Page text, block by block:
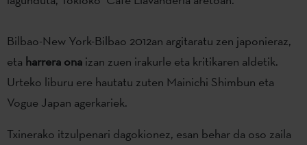
Bilbao-New York-Bilbao 2012an argitaratu zen japonieraz,
eta harrera ona izan zuen irakurle eta kritikaren aldetik.
Urteko liburu ere hautatu zuten Mainichi Shimbun eta
Vogue Japan agerkariek.
Txinerako itzulpenari dagokionez, esan behar da oso zaila